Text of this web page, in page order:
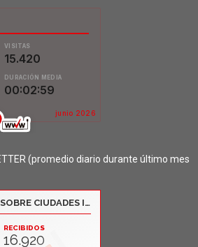
(promedio diario durante último mes